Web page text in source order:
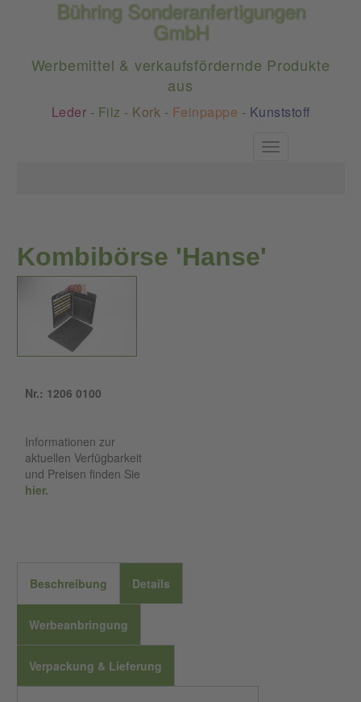
Bühring Sonderanfertigungen
GmbH
Werbemittel & verkaufsfördernde Produkte
aus
Leder - Filz - Kork - Feinpappe - Kunststoff
Toggle
Kombibörse 'Hanse'
Nr.: 1206 0100
Informationen zur
aktuellen Verfügbarkeit
und Preisen finden Sie
hier.
Beschreibung Details
Werbeanbringung
Verpackung & Lieferung